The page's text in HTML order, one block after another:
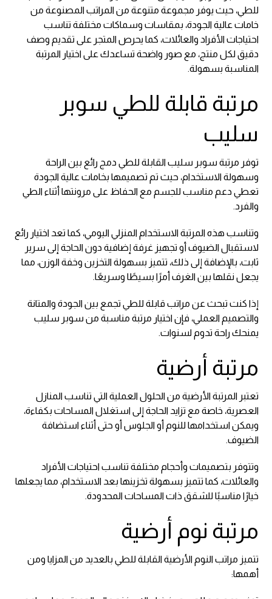
للطي، حيث يوفر مجموعة متنوعة من المراتب المصنوعة من
خامات عالية الجودة، بمقاسات وسماكات مختلفة تناسب
احتياجات الأفراد والعائلات، كما يحرص المتجر على تقديم وصف
دقيق لكل منتج، مع صور واضحة تساعدك على اختيار المرتبة
المناسبة بسهولة.
مرتبة قابلة للطي سوبر
سليب
توفر مرتبة سوبر سليب القابلة للطي دمج رائع بين الراحة
وسهولة الاستخدام، حيث تم تصميمها بخامات عالية الجودة
تعطي دعم مناسب للجسم مع الحفاظ على مرونتها أثناء الطي
والفرد.
وتناسب هذه المرتبة الاستخدام المنزلي اليومي، كما تعد اختيار رائع
لاستقبال الضيوف أو تجهيز غرفة إضافية دون الحاجة إلى سرير
ثابت، بالإضافة إلى ذلك، تتميز بسهولة التخزين وخفة الوزن، مما
يجعل نقلها بين الغرف أمرًا بسيطًا وسريعًا.
إذا كنت تبحث عن مراتب قابلة للطي تجمع بين الجودة والمتانة
والتصميم العملي، فإن اختيار مرتبة مناسبة من سوبر سليب
يمنحك راحة تدوم لسنوات.
مرتبة أرضية
تعتبر المرتبة الأرضية من الحلول العملية التي تناسب المنازل
العصرية، خاصة مع تزايد الحاجة إلى استغلال المساحات بكفاءة،
ويمكن استخدامها للنوم أو الجلوس أو حتى أثناء استضافة
الضيوف.
وتتوفر بتصميمات وأحجام مختلفة تناسب احتياجات الأفراد
والعائلات، كما تتميز بسهولة تخزينها بعد الاستخدام، مما يجعلها
خيارًا مناسبًا للشقق ذات المساحات المحدودة.
مرتبة نوم أرضية
تتميز مراتب النوم الأرضية القابلة للطي بالعديد من المزايا ومن
أهمها: